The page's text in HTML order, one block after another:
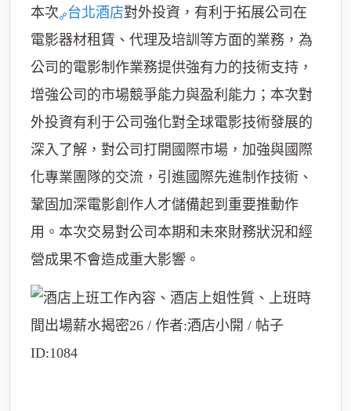
本次 台北酒店對外投資，有利于拓展公司在
電影器材租賃、代理及培訓等方面的業務，為
公司的電影制作業務提供強有力的技術支持，
增強公司的市場競爭能力與盈利能力；本次對
外投資有利于公司強化對全球電影技術發展的
深入了解，對公司打開國際市場，加強與國際
化專業團隊的交流，引進國際先進制作技術、
鞏固加深電影創作人才儲備起到重要推動作
用。本次交易對公司本期和未來財務狀況和經
營成果不會造成重大影響。